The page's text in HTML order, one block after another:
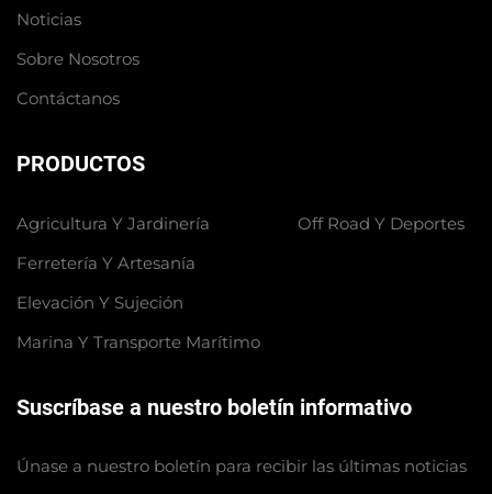
Noticias
Sobre Nosotros
Contáctanos
PRODUCTOS
Agricultura Y Jardinería
Ferretería Y Artesanía
Elevación Y Sujeción
Marina Y Transporte Marítimo
Off Road Y Deportes
Suscríbase a nuestro boletín informativo
Únase a nuestro boletín para recibir las últimas noticias